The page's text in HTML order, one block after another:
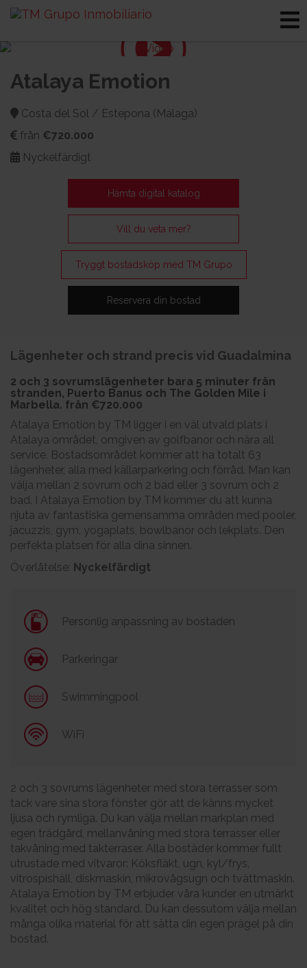
Atalaya Emotion
Costa del Sol / Estepona (Málaga)
från €720.000
Nyckelfärdigt
Hämta digital katalog
Vill du veta mer?
Tryggt bostadsköp med TM Grupo
Reservera din bostad
Lägenheter och strand precis vid Guadalmina
2 och 3 sovrumslägenheter bara 5 minuter från
stranden, Puerto Banus och The Golden Mile i
Marbella. från €720.000
Atalaya Emotion by TM ligger i en väl utvald plats i
Atalaya området, omgiven av golfbanor och nära all
service. Bostadsområdet kommer att ha totalt 63
lägenheter, alla med källarparkering och förråd. Man kan
välja mellan 2 sovrum och 2 bad eller 3 sovrum och 2
bad. I Atalaya Emotion by TM kommer du att kunna
njuta av fantastiska gemensamma områden med pooler,
jacuzzis, gym, yogaplats, bowlbanor och lekplats. Den
perfekta platsen för alla dina sinnen.
Överlåtelse: Nyckelfärdigt
Personlig anpassning av bostaden
Parkeringar
Swimmingpool
WiFi
2 och 3 sovrums lägenheter med stora terrasser som
tack vare sina stora fönster gör att de känns mycket
ljusa och rymliga. Du kan välja mellan markplan med
egen trädgård, mellanvåning med stora terrasser eller
takvåning med takterraser. Alla bostäder kommer fullt
utrustade med vitvaror: Köksfläkt, ugn, kyl/frys,
vitrospishäll, diskmaskin, mikrovågsugn och tvättmaskin.
Atalaya Emotion by TM erbjuder våra kunder en utmärkt
kvalitet och hög standard. Du kan dessutom välja mellan
många olika material för att sätta din egen prägel på din
bostad.